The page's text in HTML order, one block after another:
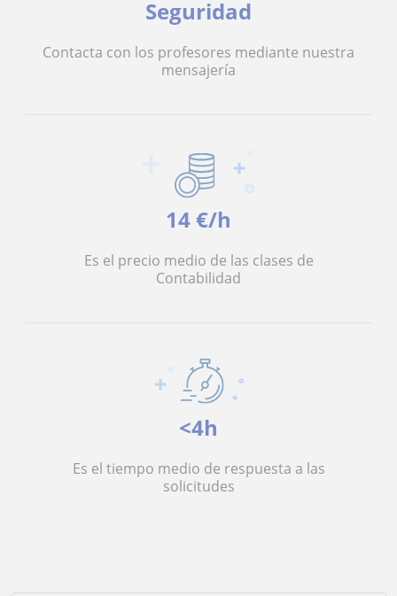
Seguridad
Contacta con los profesores mediante nuestra
mensajería
14 €/h
Es el precio medio de las clases de
Contabilidad
<4h
Es el tiempo medio de respuesta a las
solicitudes